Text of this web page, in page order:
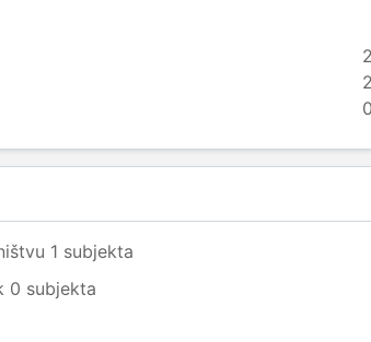
1 subjekta
0 subjekta